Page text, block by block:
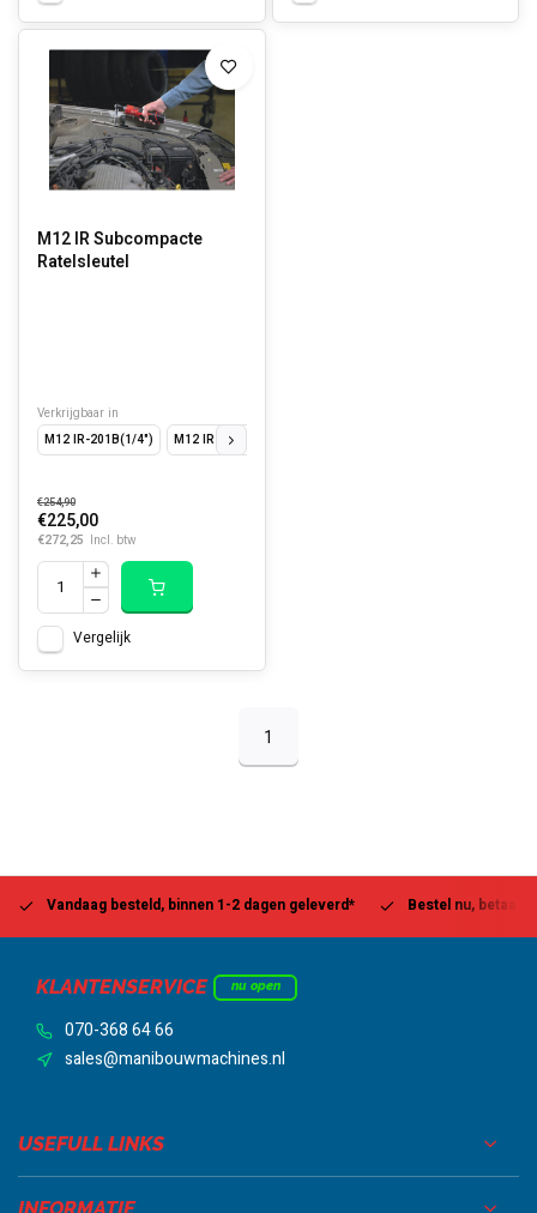
M12 IR Subcompacte
Ratelsleutel
Verkrijgbaar in
M12 IR-201B(1/4")
M12 IR-201B(3/8")
€254,90
€225,00
€272,25 Incl. btw
Vergelijk
1
Vandaag besteld, binnen 1-2 dagen geleverd* Bestel nu, betaal
KLANTENSERVICE nu open
070-368 64 66
sales@manibouwmachines.nl
USEFULL LINKS
INFORMATIE